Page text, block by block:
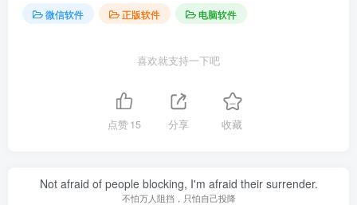
微信软件 正版软件 电脑软件
喜欢就支持一下吧
点赞15 分享 收藏
Not afraid of people blocking, I'm afraid their surrender.
不怕万人阻挡，只怕自己投降